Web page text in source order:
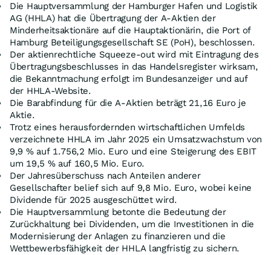
Die Hauptversammlung der Hamburger Hafen und Logistik
AG (HHLA) hat die Übertragung der A-Aktien der
Minderheitsaktionäre auf die Hauptaktionärin, die Port of
Hamburg Beteiligungsgesellschaft SE (PoH), beschlossen.
Der aktienrechtliche Squeeze-out wird mit Eintragung des
Übertragungsbeschlusses in das Handelsregister wirksam,
die Bekanntmachung erfolgt im Bundesanzeiger und auf
der HHLA-Website.
Die Barabfindung für die A-Aktien beträgt 21,16 Euro je
Aktie.
Trotz eines herausfordernden wirtschaftlichen Umfelds
verzeichnete HHLA im Jahr 2025 ein Umsatzwachstum von
9,9 % auf 1.756,2 Mio. Euro und eine Steigerung des EBIT
um 19,5 % auf 160,5 Mio. Euro.
Der Jahresüberschuss nach Anteilen anderer
Gesellschafter belief sich auf 9,8 Mio. Euro, wobei keine
Dividende für 2025 ausgeschüttet wird.
Die Hauptversammlung betonte die Bedeutung der
Zurückhaltung bei Dividenden, um die Investitionen in die
Modernisierung der Anlagen zu finanzieren und die
Wettbewerbsfähigkeit der HHLA langfristig zu sichern.